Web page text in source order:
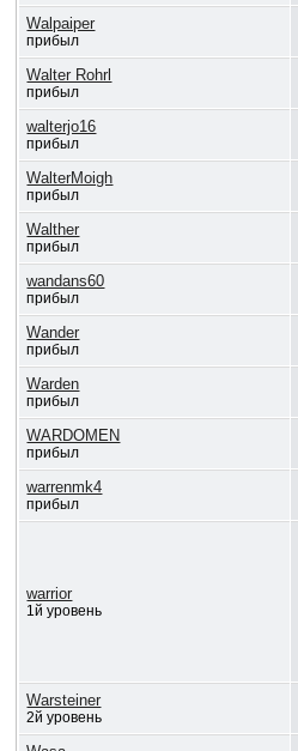
Walpaiper
прибыл
Walter Rohrl
прибыл
walterjo16
прибыл
WalterMoigh
прибыл
Walther
прибыл
wandans60
прибыл
Wander
прибыл
Warden
прибыл
WARDOMEN
прибыл
warrenmk4
прибыл
warrior
1й уровень
Warsteiner
2й уровень